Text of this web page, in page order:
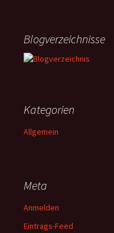
Blogverzeichnisse
Kategorien
Allgemein
Meta
Anmelden
Eintrags-Feed